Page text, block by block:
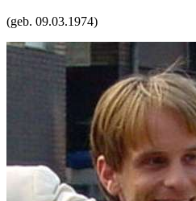
(geb. 09.03.1974)